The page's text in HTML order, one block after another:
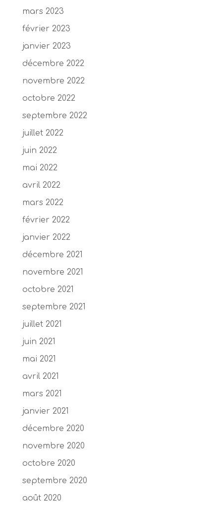
mars 2023
février 2023
janvier 2023
décembre 2022
novembre 2022
octobre 2022
septembre 2022
juillet 2022
juin 2022
mai 2022
avril 2022
mars 2022
février 2022
janvier 2022
décembre 2021
novembre 2021
octobre 2021
septembre 2021
juillet 2021
juin 2021
mai 2021
avril 2021
mars 2021
janvier 2021
décembre 2020
novembre 2020
octobre 2020
septembre 2020
août 2020